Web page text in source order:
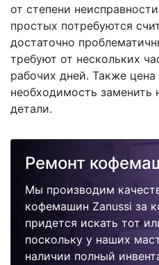
от степени
простых потребуются
достаточно
требуют от нескольких
рабочих дней. Также
необходимость заменить
детали.
Ремонт
Мы производим
кофемашин Zanussi за
придется искать тот
поскольку у наших
наличии полный